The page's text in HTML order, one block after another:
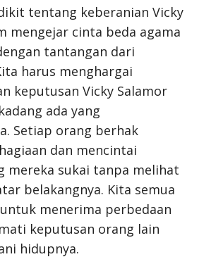
tentang keberanian Vicky
mengejar cinta beda agama
tantangan dari
harus menghargai
keputusan Vicky Salamor
ada yang
Setiap orang berhak
dan mencintai
mereka sukai tanpa melihat
belakangnya. Kita semua
menerima perbedaan
keputusan orang lain
hidupnya.